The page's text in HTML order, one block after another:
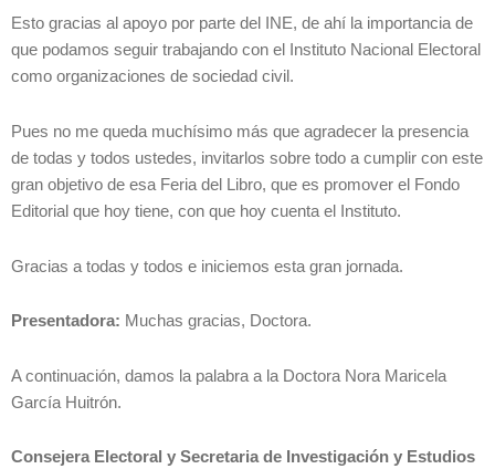
Esto gracias al apoyo por parte del INE, de ahí la importancia de
que podamos seguir trabajando con el Instituto Nacional Electoral
como organizaciones de sociedad civil.
Pues no me queda muchísimo más que agradecer la presencia
de todas y todos ustedes, invitarlos sobre todo a cumplir con este
gran objetivo de esa Feria del Libro, que es promover el Fondo
Editorial que hoy tiene, con que hoy cuenta el Instituto.
Gracias a todas y todos e iniciemos esta gran jornada.
Presentadora: Muchas gracias, Doctora.
A continuación, damos la palabra a la Doctora Nora Maricela
García Huitrón.
Consejera Electoral y Secretaria de Investigación y Estudios